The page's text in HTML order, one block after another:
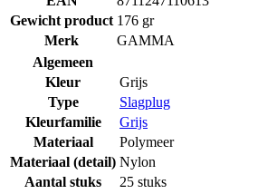
Gewicht product 176 gr
Merk
GAMMA
Algemeen
Kleur
Grijs
Type
Slagplug
Kleurfamilie
Grijs
Materiaal
Polymeer
Materiaal (detail) Nylon
Aantal stuks
25 stuks